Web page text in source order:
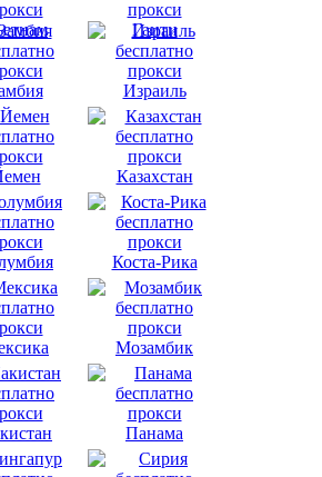
Гаити
Израиль
Казахстан
Коста-Рика
Мозамбик
Панама